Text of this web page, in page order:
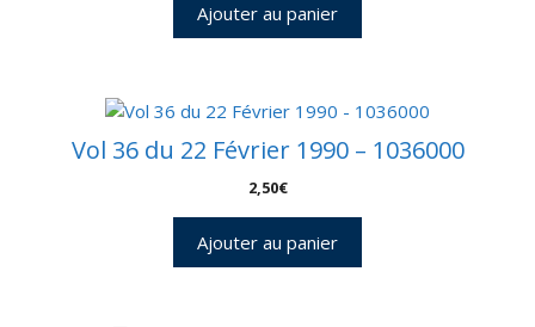
Ajouter au panier
Vol 36 du 22 Février 1990 – 1036000
2,50€
Ajouter au panier